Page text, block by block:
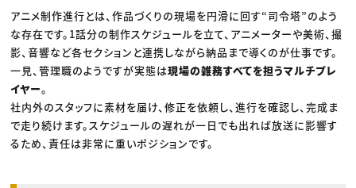
アニメ制作進行とは、作品づくりの現場を円滑に回す“司令塔”のよう
な存在です。1話分の制作スケジュールを立て、アニメーターや美術、撮
影、音響など各セクションと連携しながら納品まで導くのが仕事です。
一見、管理職のようですが実態は現場の雑務すべてを担うマルチプレ
イヤー。
社内外のスタッフに素材を届け、修正を依頼し、進行を確認し、完成ま
で走り続けます。スケジュールの遅れが一日でも出れば放送に影響す
るため、責任は非常に重いポジションです。